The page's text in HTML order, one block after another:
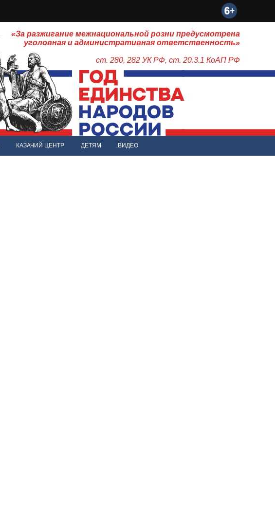
«За разжигание межнациональной розни предусмотрена
уголовная и административная ответственность»
ст. 280, 282 УК РФ, ст. 20.3.1 КоАП РФ
КАЗАЧИЙ ЦЕНТР ДЕТЯМ ВИДЕО